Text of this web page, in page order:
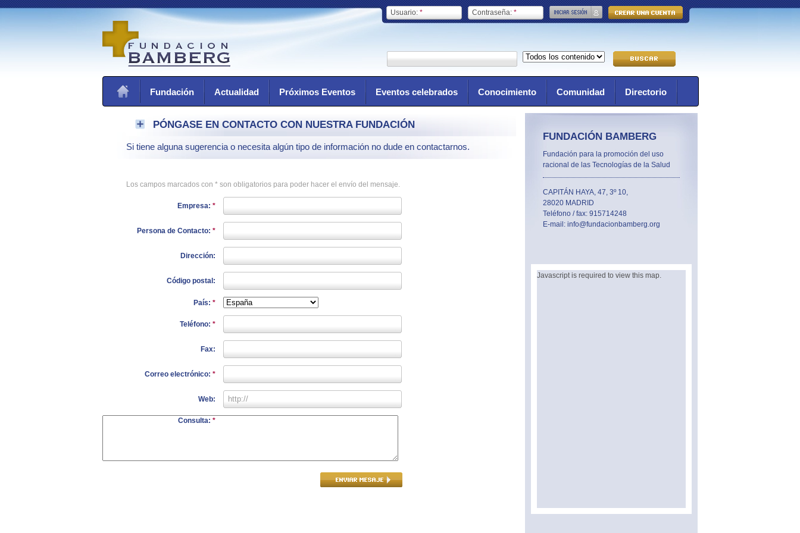
Usuario: * Contraseña: *
Fundación Actualidad Próximos Eventos Eventos celebrados Conocimiento Comunidad Directorio
FUNDACIÓN BAMBERG
Fundación para la promoción del uso
racional de las Tecnologías de la Salud
CAPITÁN HAYA, 47, 3º 10,
28020 MADRID
Teléfono / fax: 915714248
E-mail: info@fundacionbamberg.org
Javascript is required to view this map.
PÓNGASE EN CONTACTO CON NUESTRA FUNDACIÓN
Si tiene alguna sugerencia o necesita algún tipo de información no dude en contactarnos.
Los campos marcados con * son obligatorios para poder hacer el envío del mensaje.
Empresa: *
Persona de Contacto: *
Dirección:
Código postal:
País: *
Teléfono: *
Fax:
Correo electrónico: *
Web:
Consulta: *